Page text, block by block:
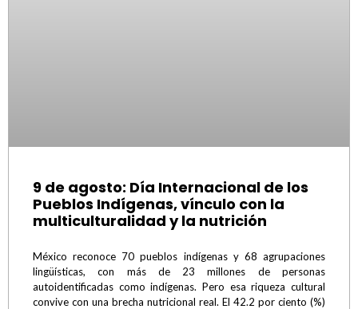
9 de agosto: Día Internacional de los
Pueblos Indígenas, vínculo con la
multiculturalidad y la nutrición
México reconoce 70 pueblos indígenas y 68 agrupaciones
lingüísticas, con más de 23 millones de personas
autoidentificadas como indígenas. Pero esa riqueza cultural
convive con una brecha nutricional real. El 42.2 por ciento (%)